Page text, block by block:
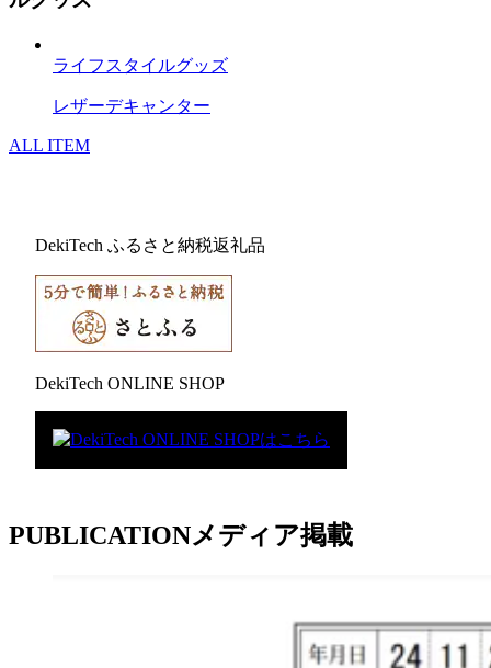
ライフスタイルグッズ
レザーデキャンター
ALL ITEM
DekiTech ふるさと納税返礼品
DekiTech ONLINE SHOP
PUBLICATIONメディア掲載